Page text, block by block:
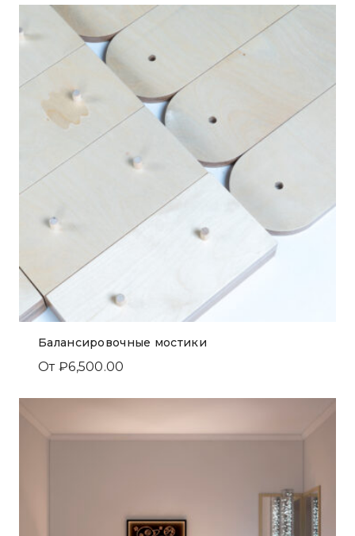
Балансировочные мостики
От ₽6,500.00